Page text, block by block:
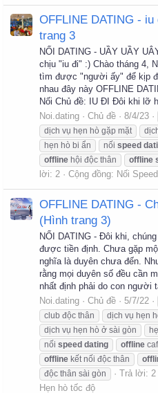
OFFLINE DATING -
trang 3
NỐI DATING - UẦY UẦY
chịu "iu đi" :) Chào tháng 4,
tìm được "người ấy" để kịp
nhau đây này OFFLINE
Nối Chủ đề: IU ĐI Đôi khi lỡ
Noi.dating
Chủ đề 8/4/23
dịch vụ hẹn hò gặp mặt
hẹn hò bi ẩn
nối speed
offline hội độc thân offline
lời: 2
Cộng đồng: Nối
OFFLINE DATING -
(Hình trang 3)
NỐI DATING - Đôi khi,
được tiền định. Chưa gặp
nghĩa là duyên chưa đến.
rằng mọi duyên số đều cần
nhất định phải do con người
Noi.dating
Chủ đề 5/7/22
club độc thân
dịch vụ hẹn
dịch vụ hẹn hò ở sài gòn
nối speed dating offline
offline kết nối độc thân
độc thân sài gòn
Trả lời: 2
Hẹn hò tốc độ